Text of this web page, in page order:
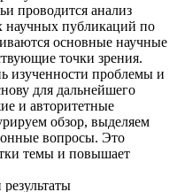
проводится анализ
научных публикаций по
основные научные
точки зрения.
изученности проблемы и
для дальнейшего
и авторитетные
обзор, выделяем
вопросы. Это
темы и повышает